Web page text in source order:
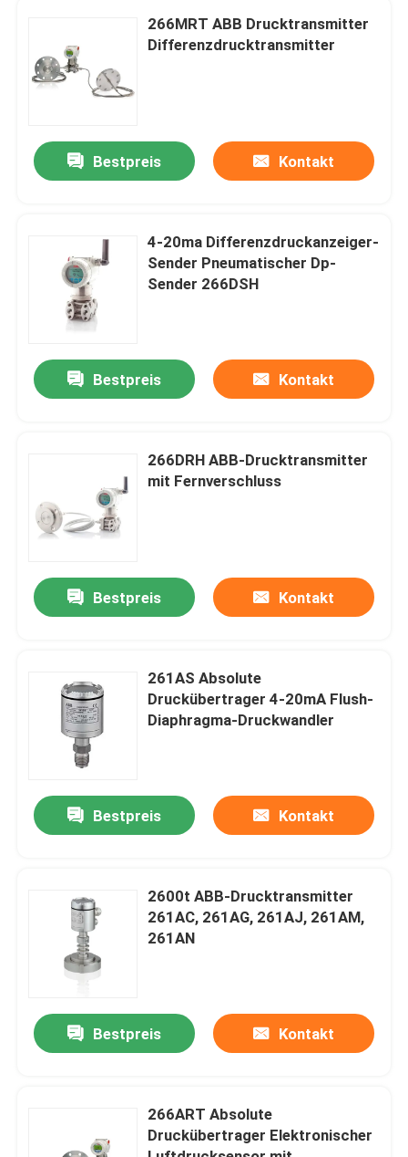
Produkte
Videos
Über uns
Qualitätskontrolle
Kontakt
Referenzen
Psa-Sauerstoff-Generator
266MRT ABB Drucktransmitter
Differenzdrucktransmitter
Bestpreis Kontakt
4-20ma Differenzdruckanzeiger-
Sender Pneumatischer Dp-
Sender 266DSH
Bestpreis Kontakt
266DRH ABB-Drucktransmitter
mit Fernverschluss
Bestpreis Kontakt
261AS Absolute
Druckübertrager 4-20mA Flush-
Diaphragma-Druckwandler
Bestpreis Kontakt
2600t ABB-Drucktransmitter
261AC, 261AG, 261AJ, 261AM,
261AN
Bestpreis Kontakt
266ART Absolute
Druckübertrager Elektronischer